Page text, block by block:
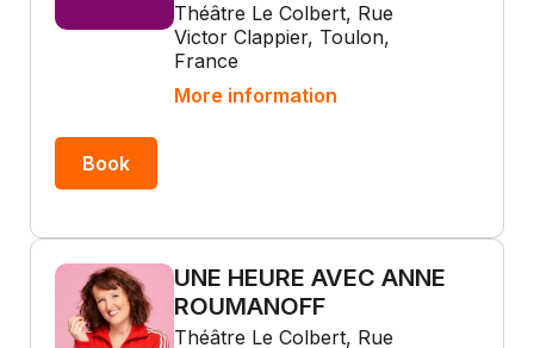
Théâtre Le Colbert, Rue
Victor Clappier, Toulon,
France
More information
Book
UNE HEURE AVEC ANNE
ROUMANOFF
Théâtre Le Colbert, Rue